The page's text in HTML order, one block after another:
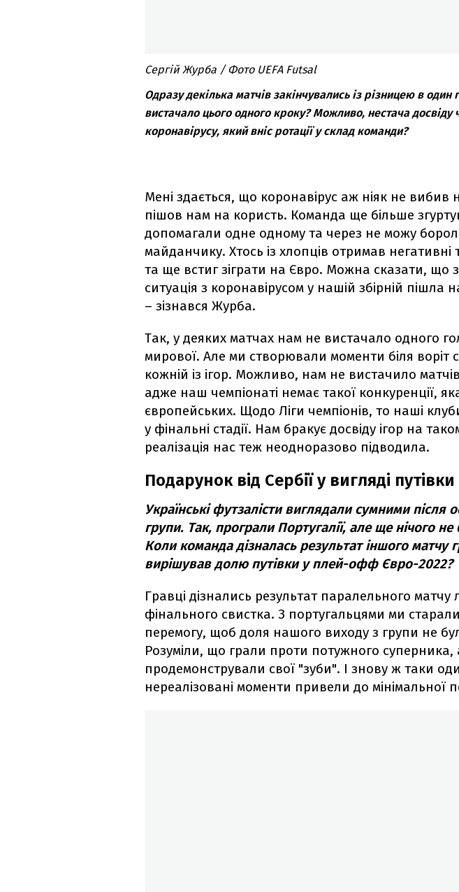
Сергій Журба / Фото UEFA Futsal
Одразу декілька матчів закінчувались із різницею в один
вистачало цього одного кроку? Можливо, нестача досвіду
коронавірусу, який вніс ротації у склад команди?
Мені здається, що коронавірус аж ніяк не вибив
пішов нам на користь. Команда ще більше
допомагали одне одному та через не можу
майданчику. Хтось із хлопців отримав негативні
та ще встиг зіграти на Євро. Можна сказати, що
ситуація з коронавірусом у нашій збірній пішла
– зізнався Журба.
Так, у деяких матчах нам не вистачало одного
мирової. Але ми створювали моменти біля воріт
кожній із ігор. Можливо, нам не вистачило
адже наш чемпіонаті немає такої конкуренції,
європейських. Щодо Ліги чемпіонів, то наші
у фінальні стадії. Нам бракує досвіду ігор на
реалізація нас теж неодноразово підводила.
Подарунок від Сербії у вигляді
Українські футзалісти виглядали сумними після
групи. Так, програли Португалії, але ще нічого
Коли команда дізналась результат іншого матчу
вирішував долю путівки у плей-офф Євро-2022?
Гравці дізнались результат паралельного матчу
фінального свистка. З португальцями ми
перемогу, щоб доля нашого виходу з групи не
Розуміли, що грали проти потужного суперника,
продемонстрували свої "зуби". І знову ж таки
нереалізовані моменти привели до мінімальної